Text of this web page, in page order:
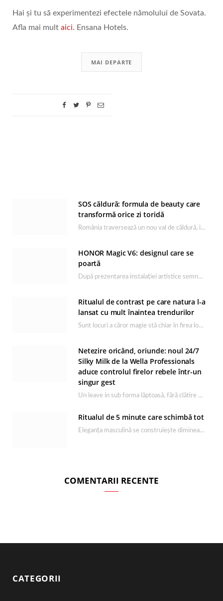
Hai și tu să experimentezi efectele nămolului de Sovata.
Afla mai mult aici. Ensana Hotels.
MAI DEPARTE
SOS căldură: formula de beauty care
transformă orice zi toridă
România traversează un nou val de căldură, iar rutina de îngrijire capătă un rol esențial…
HONOR Magic V6: designul care se
poartă
După prezentarea instalației artistice semnată de Catrinel Săbăciag în cadrul evenimentului de lansare HONOR Magic…
Ritualul de contrast pe care natura l-a
lansat cu mult înaintea trendurilor
Sunt locuri a căror magie stă chiar în firea lor naturală, iar Lacul Ursu din…
Netezire oricând, oriunde: noul 24/7
Silky Milk de la Wella Professionals
aduce controlul firelor rebele într-un
singur gest
Un leave in sub forma lăptoasă, fără clătire care completează rutina Ultimate Smooth și transformă…
Ritualul de 5 minute care schimbă tot
Eleganța masculină se construiește dimineața, în câteva minute și cu produsele potrivite. O rutină de…
COMENTARII RECENTE
CATEGORII